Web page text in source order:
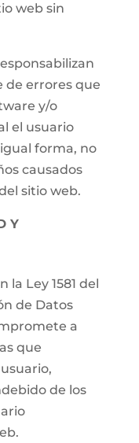
web sin
de errores que
y/o
el usuario
forma, no
causados
sitio web.
Y
la Ley 1581 del
de Datos
a
que
de los